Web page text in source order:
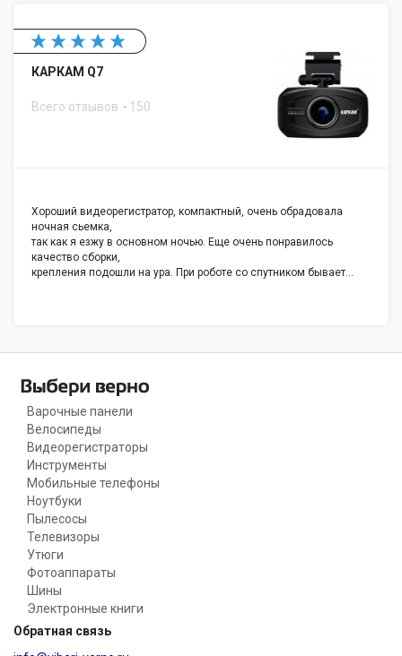
КАРКАМ Q7
Всего отзывов 150
Хороший видеорегистратор, компактный, очень обрадовала
ночная сьемка,
так как я езжу в основном ночью. Еще очень понравилось
качество сборки,
крепления подошли на ура. При роботе со спутником бывает…
Варочные панели
Велосипеды
Видеорегистраторы
Инструменты
Мобильные телефоны
Ноутбуки
Пылесосы
Телевизоры
Утюги
Фотоаппараты
Шины
Электронные книги
Обратная связь